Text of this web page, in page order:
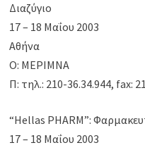
Διαζύγιο
17 – 18 Μαΐου 2003
Αθήνα
Ο: ΜΕΡΙΜΝΑ
Π: τηλ.: 210-36.34.944, fax:
“Hellas PHARM”:
17 – 18 Μαΐου 2003